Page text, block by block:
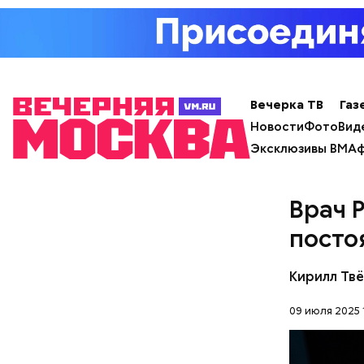
Вечерка ТВ
НовостиФото
Эксклюзивы ВМ
Врач
Кирилл
09 июля 2025
С одной
помнить,